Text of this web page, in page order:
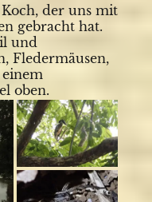
der uns mit
gebracht hat.
und
Fledermäusen,
oben.